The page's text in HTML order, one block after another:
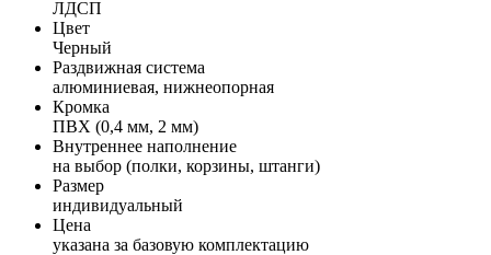
ЛДСП
Цвет
Черный
Раздвижная система
алюминиевая, нижнеопорная
Кромка
ПВХ (0,4 мм, 2 мм)
Внутреннее наполнение
на выбор (полки, корзины, штанги)
Размер
индивидуальный
Цена
указана за базовую комплектацию